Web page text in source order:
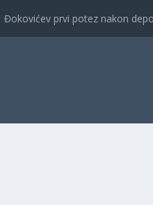
Đokovićev prvi potez nakon